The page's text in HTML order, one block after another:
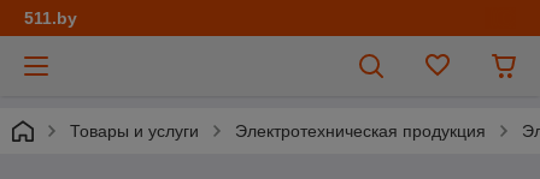
511.by
Товары и услуги Электротехническая продукция